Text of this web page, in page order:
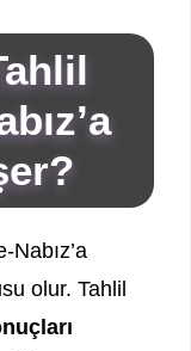
Nabız’a
olur. Tahlil